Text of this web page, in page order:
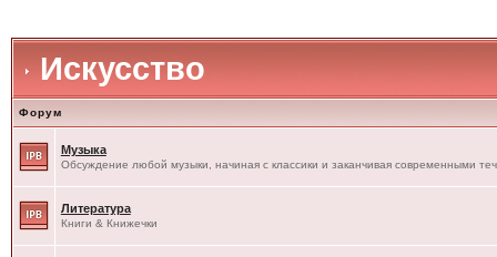
Искусство
Форум
Музыка
Обсуждение любой музыки, начиная с классики и заканчивая современными
Литература
Книги & Книжечки